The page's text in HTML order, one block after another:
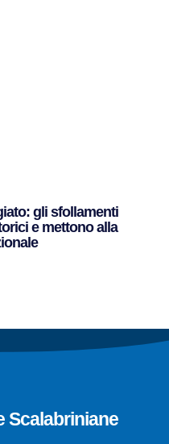
gli sfollamenti
e mettono alla
Scalabriniane